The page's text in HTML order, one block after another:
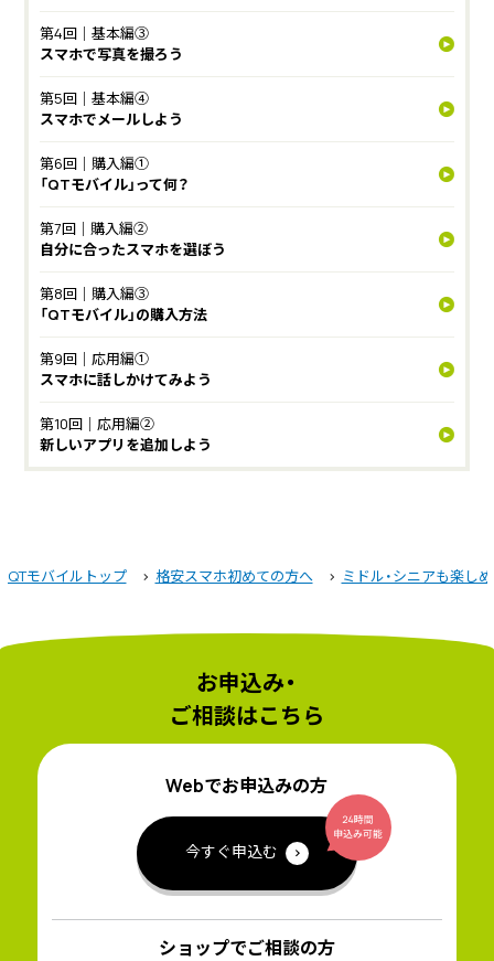
第4回｜基本編③
スマホで写真を撮ろう
第5回｜基本編④
スマホでメールしよう
第6回｜購入編①
「QTモバイル」って何？
第7回｜購入編②
自分に合ったスマホを選ぼう
第8回｜購入編③
「QTモバイル」の購入方法
第9回｜応用編①
スマホに話しかけてみよう
第10回｜応用編②
新しいアプリを追加しよう
QTモバイルトップ 格安スマホ初めての方へ ミドル・シニアも楽し
お申込み・
ご相談はこちら
Webでお申込みの方
今すぐ申込む
ショップでご相談の方